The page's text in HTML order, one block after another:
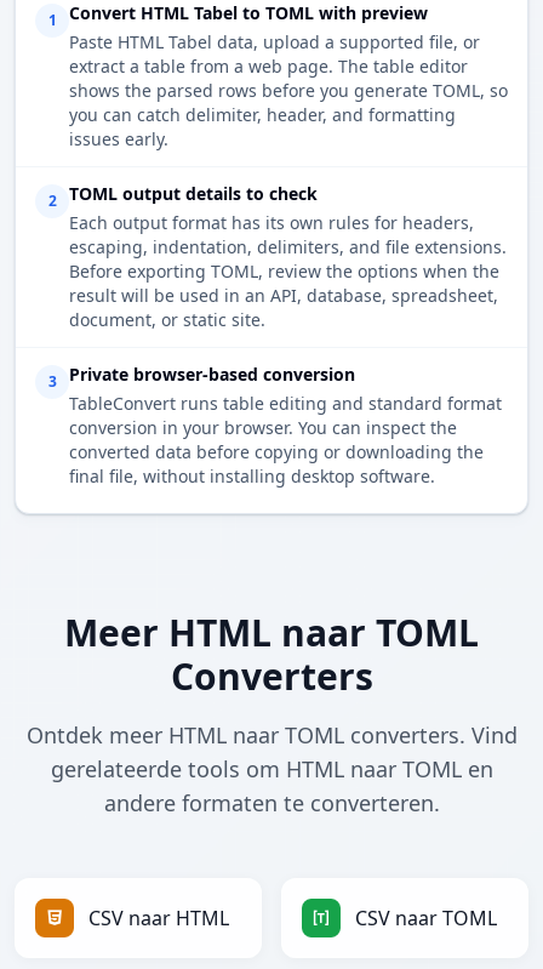
1
Convert HTML Tabel to TOML with preview
Paste HTML Tabel data, upload a supported file, or
extract a table from a web page. The table editor
shows the parsed rows before you generate TOML, so
you can catch delimiter, header, and formatting
issues early.
2
TOML output details to check
Each output format has its own rules for headers,
escaping, indentation, delimiters, and file extensions.
Before exporting TOML, review the options when the
result will be used in an API, database, spreadsheet,
document, or static site.
3
Private browser-based conversion
TableConvert runs table editing and standard format
conversion in your browser. You can inspect the
converted data before copying or downloading the
final file, without installing desktop software.
Meer HTML naar TOML
Converters
Ontdek meer HTML naar TOML converters. Vind
gerelateerde tools om HTML naar TOML en
andere formaten te converteren.
CSV naar HTML CSV naar TOML